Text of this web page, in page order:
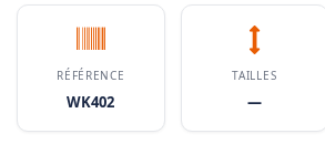
RÉFÉRENCE
WK402
TAILLES
—